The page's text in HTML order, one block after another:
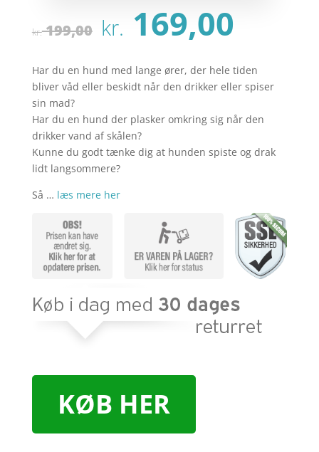
kr.199,00 Den
oprindelige
pris
var:
kr. 199,00.
kr. 169,00
pris
er:
kr.
Har du en hund med lange ører, der hele tiden
bliver våd eller beskidt når den drikker eller spiser
sin mad?
Har du en hund der plasker omkring sig når den
drikker vand af skålen?
Kunne du godt tænke dig at hunden spiste og drak
lidt langsommere?
Så … læs mere her
KØB HER